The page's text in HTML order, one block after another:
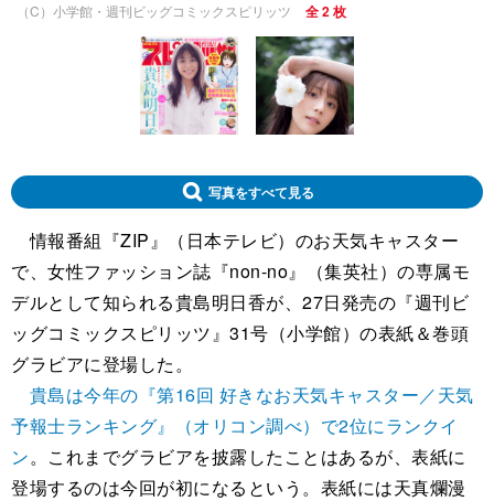
（C）小学館・週刊ビッグコミックスピリッツ 全 2 枚
写真をすべて見る
情報番組『ZIP』（日本テレビ）のお天気キャスター
で、女性ファッション誌『non-no』（集英社）の専属モ
デルとして知られる貴島明日香が、27日発売の『週刊ビ
ッグコミックスピリッツ』31号（小学館）の表紙＆巻頭
グラビアに登場した。
貴島は今年の『第16回 好きなお天気キャスター／天気
予報士ランキング』（オリコン調べ）で2位にランクイ
ン。これまでグラビアを披露したことはあるが、表紙に
登場するのは今回が初になるという。表紙には天真爛漫